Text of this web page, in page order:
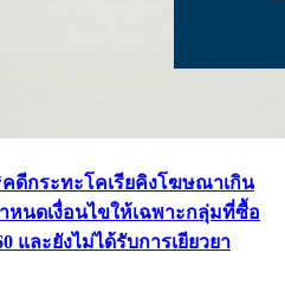
คดีกระทะโคเรียคิงโฆษณาเกิน
หนดเงื่อนไขให้เฉพาะกลุ่มที่ซื้อ
และยังไม่ได้รับการเยียวยา